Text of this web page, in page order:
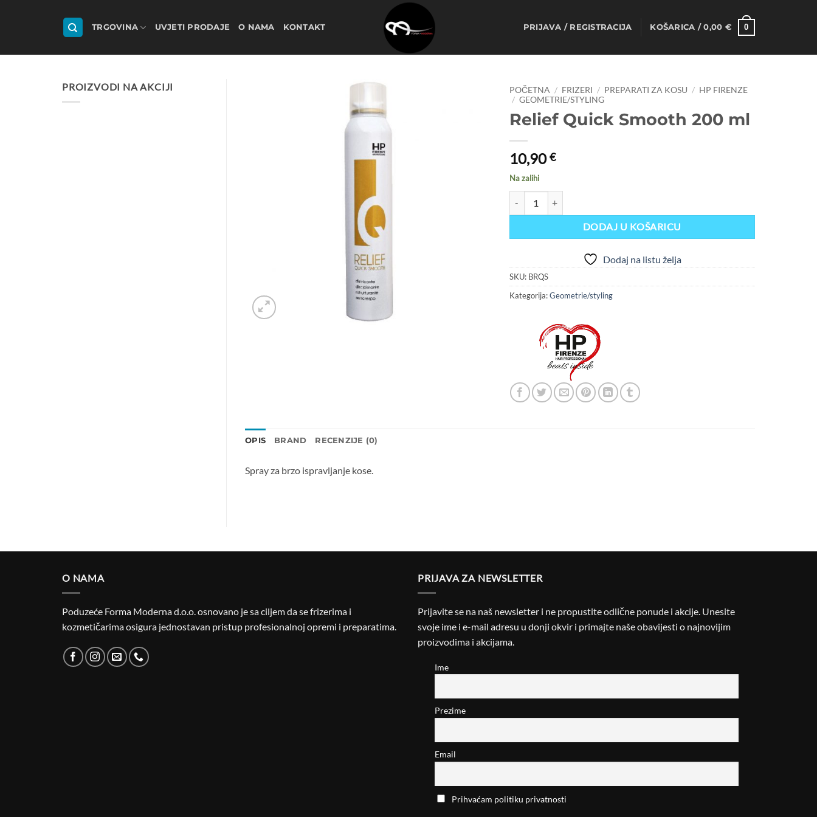
TRGOVINA UVJETI PRODAJE O NAMA KONTAKT PRIJAVA / REGISTRACIJA KOŠARICA /0,00 € 0
PROIZVODI NA AKCIJI POČETNA / FRIZERI / PREPARATI ZA KOSU / HP FIRENZE
/ GEOMETRIE/STYLING
Relief Quick Smooth 200 ml
10,90€
Na zalihi
DODAJ U KOŠARICU
Dodaj na listu želja
SKU: BRQS
Kategorija:Geometrie/styling
OPIS BRAND RECENZIJE (0)
Spray za brzo ispravljanje kose.
O NAMA
Poduzeće Forma Moderna d.o.o. osnovano je sa ciljem da se frizerima i
kozmetičarima osigura jednostavan pristup profesionalnoj opremi i preparatima.
PRIJAVA ZA NEWSLETTER
Prijavite se na naš newsletter i ne propustite odlične ponude i akcije. Unesite
svoje ime i e-mail adresu u donji okvir i primajte naše obavijesti o najnovijim
proizvodima i akcijama.
Ime
Prezime
Email
Prihvaćam politiku privatnosti